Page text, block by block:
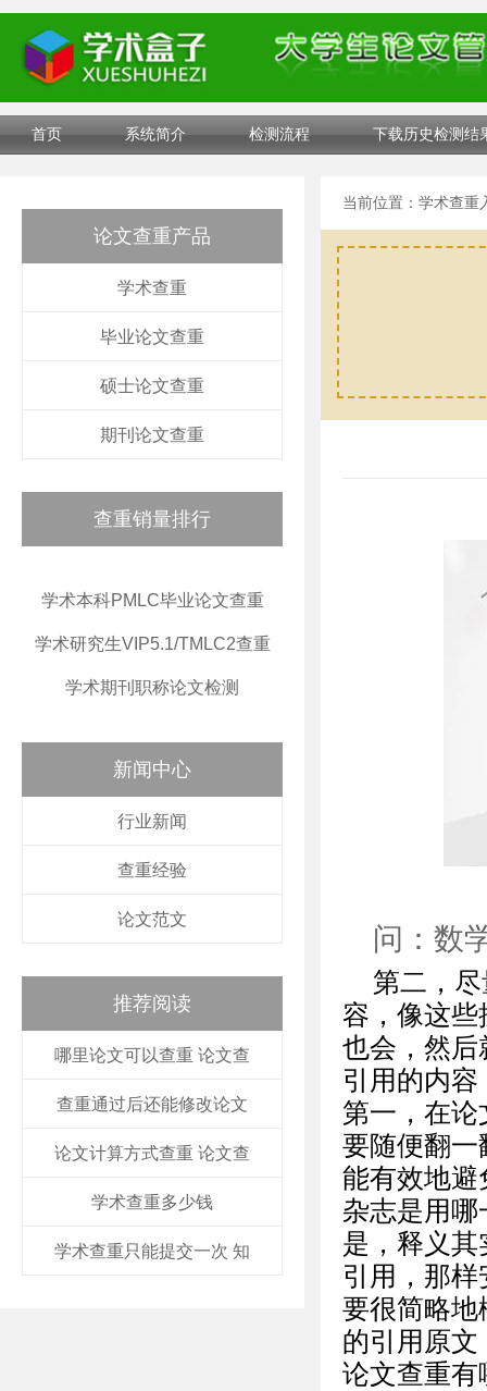
首页 系统简介 检测流程 下载历史检测结
论文查重产品
学术查重
毕业论文查重
硕士论文查重
期刊论文查重
查重销量排行
学术本科PMLC毕业论文查重
学术研究生VIP5.1/TMLC2查重
学术期刊职称论文检测
新闻中心
行业新闻
查重经验
论文范文
推荐阅读
哪里论文可以查重 论文查
查重通过后还能修改论文
论文计算方式查重 论文查
学术查重多少钱
学术查重只能提交一次 知
当前位置： 学术查重
问：数
第二，
容，像这些
也会，然后
引用的内
第一，在
要随便翻一
能有效地避
杂志是用
是，释义
引用，那
要很简略地
的引用原
论文查重有